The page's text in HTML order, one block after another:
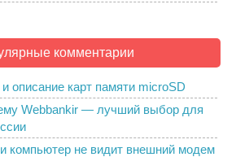
комментарии
описание карт памяти microSD
Webbankir — лучший выбор для
компьютер не видит внешний модем